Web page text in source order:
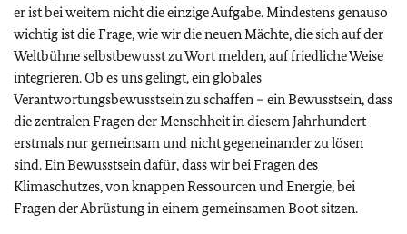
er ist bei weitem nicht die einzige Aufgabe. Mindestens genauso
wichtig ist die Frage, wie wir die neuen Mächte, die sich auf der
Weltbühne selbstbewusst zu Wort melden, auf friedliche Weise
integrieren. Ob es uns gelingt, ein globales
Verantwortungsbewusstsein zu schaffen – ein Bewusstsein, dass
die zentralen Fragen der Menschheit in diesem Jahrhundert
erstmals nur gemeinsam und nicht gegeneinander zu lösen
sind. Ein Bewusstsein dafür, dass wir bei Fragen des
Klimaschutzes, von knappen Ressourcen und Energie, bei
Fragen der Abrüstung in einem gemeinsamen Boot sitzen.